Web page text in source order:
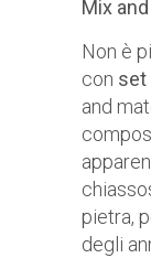
Mix
Non è
con set
and
pietra,
degli